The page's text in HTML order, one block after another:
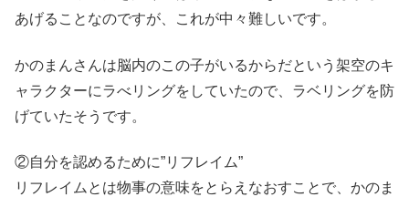
あげることなのですが、これが中々難しいです。
かのまんさんは脳内のこの子がいるからだという架空のキ
ャラクターにラべリングをしていたので、ラベリングを防
げていたそうです。
②自分を認めるために”リフレイム”
リフレイムとは物事の意味をとらえなおすことで、かのま